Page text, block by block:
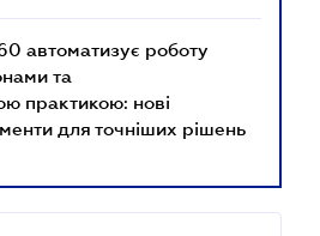
автоматизує роботу
та
практикою: нові
для точніших рішень